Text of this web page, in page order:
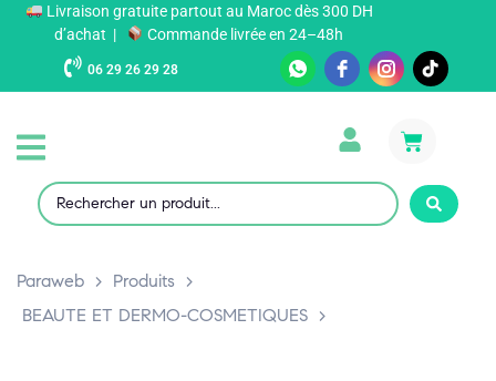
Livraison gratuite partout au Maroc dès 300 DH
d’achat |
Commande livrée en 24–48h
06 29 26 29 28
Paraweb > Produits >
BEAUTE ET DERMO-COSMETIQUES >